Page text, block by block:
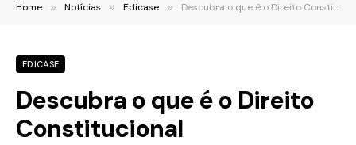
Home » Notícias » Edicase » Descubra o que é o Direito Constitucional
EDICASE
Descubra o que é o Direito
Constitucional